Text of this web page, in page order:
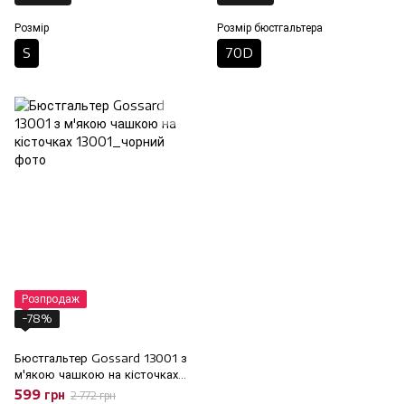
Розмір
S
Розмір бюстгальтера
70D
Розпродаж
−78%
Бюстгальтер Gossard 13001 з
м'якою чашкою на кісточках,
70C
599 грн 2 772 грн